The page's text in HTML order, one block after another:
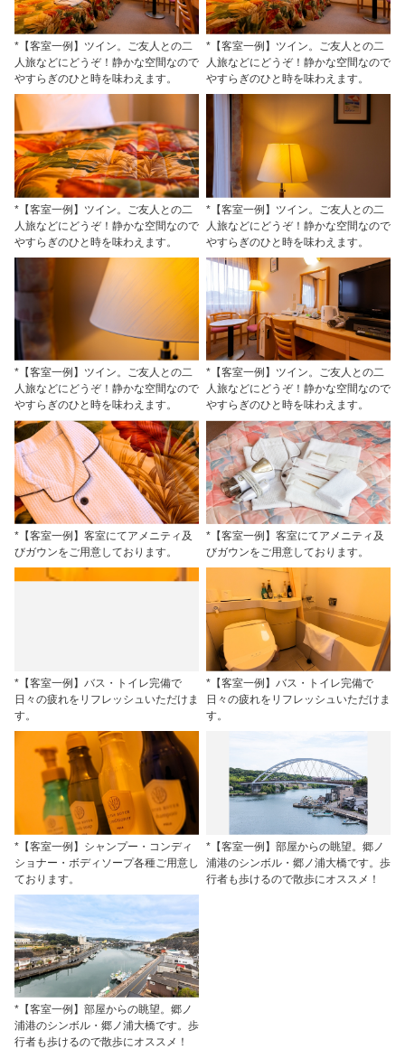
*【客室一例】ツイン。ご友人との二
人旅などにどうぞ！静かな空間なので
やすらぎのひと時を味わえます。
*【客室一例】ツイン。ご友人との二
人旅などにどうぞ！静かな空間なので
やすらぎのひと時を味わえます。
*【客室一例】ツイン。ご友人との二
人旅などにどうぞ！静かな空間なので
やすらぎのひと時を味わえます。
*【客室一例】ツイン。ご友人との二
人旅などにどうぞ！静かな空間なので
やすらぎのひと時を味わえます。
*【客室一例】ツイン。ご友人との二
人旅などにどうぞ！静かな空間なので
やすらぎのひと時を味わえます。
*【客室一例】ツイン。ご友人との二
人旅などにどうぞ！静かな空間なので
やすらぎのひと時を味わえます。
*【客室一例】客室にてアメニティ及
びガウンをご用意しております。
*【客室一例】客室にてアメニティ及
びガウンをご用意しております。
*【客室一例】バス・トイレ完備で
日々の疲れをリフレッシュいただけま
す。
*【客室一例】バス・トイレ完備で
日々の疲れをリフレッシュいただけま
す。
*【客室一例】シャンプー・コンディ
ショナー・ボディソープ各種ご用意し
ております。
*【客室一例】部屋からの眺望。郷ノ
浦港のシンボル・郷ノ浦大橋です。歩
行者も歩けるので散歩にオススメ！
*【客室一例】部屋からの眺望。郷ノ
浦港のシンボル・郷ノ浦大橋です。歩
行者も歩けるので散歩にオススメ！